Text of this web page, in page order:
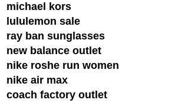
michael kors
lululemon sale
ray ban sunglasses
new balance outlet
nike roshe run women
nike air max
coach factory outlet